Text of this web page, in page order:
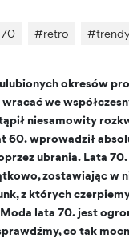
70 #retro #
okresów
we
niesamowity
60. wprowadził
ubrania. Lata
zostawiając w
z których
lata 70. jest
co tak